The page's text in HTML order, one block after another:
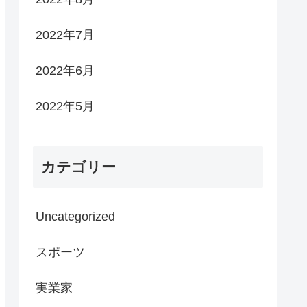
2022年7月
2022年6月
2022年5月
カテゴリー
Uncategorized
スポーツ
実業家